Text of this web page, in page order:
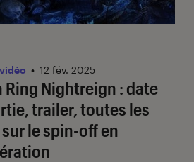
Ring Nightreign : date
trailer, toutes les
le spin-off en
• 12 fév. 2025